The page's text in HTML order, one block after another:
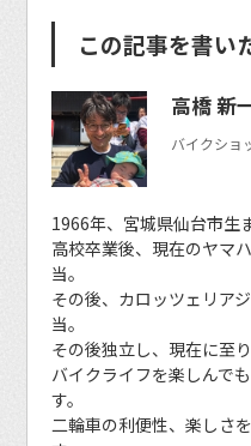
この記事を書い
高橋 新
バイクショ
1966年、宮城県仙台市生
高校卒業後、現在のヤマ
当。
その後、カロッツェリア
当。
その後独立し、現在に至り
バイクライフを楽しんで
す。
二輪車の利便性、楽しさ